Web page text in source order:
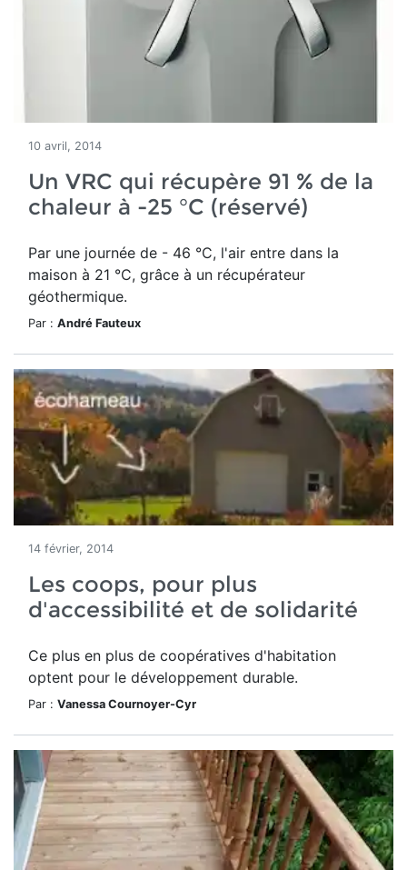
10 avril, 2014
Un VRC qui récupère 91 % de la
chaleur à -25 °C (réservé)
Par une journée de - 46 °C, l'air entre dans la
maison à 21 °C, grâce à un récupérateur
géothermique.
Par : André Fauteux
14 février, 2014
Les coops, pour plus
d'accessibilité et de solidarité
Ce plus en plus de coopératives d'habitation
optent pour le développement durable.
Par : Vanessa Cournoyer-Cyr